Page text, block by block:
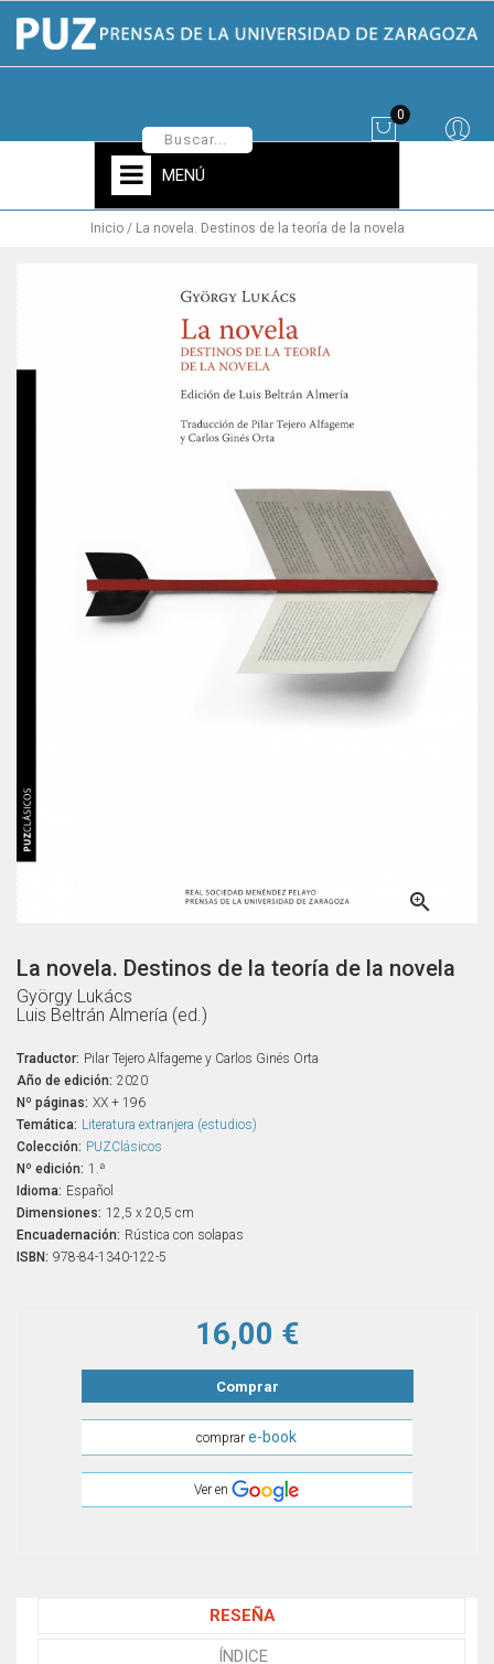
0
MENÚ
Inicio La novela. Destinos de la teoría de la novela

La novela. Destinos de la teoría de la novela
György Lukács
Luis Beltrán Almería (ed.)
Traductor: Pilar Tejero Alfageme y Carlos Ginés Orta
Año de edición: 2020
Nº páginas: XX + 196
Temática: Literatura extranjera (estudios)
Colección: PUZClásicos
Nº edición: 1.ª
Idioma: Español
Dimensiones: 12,5 x 20,5 cm
Encuadernación: Rústica con solapas
ISBN: 978-84-1340-122-5
16,00 €
Comprar
comprare-book
Ver en
RESEÑA
ÍNDICE